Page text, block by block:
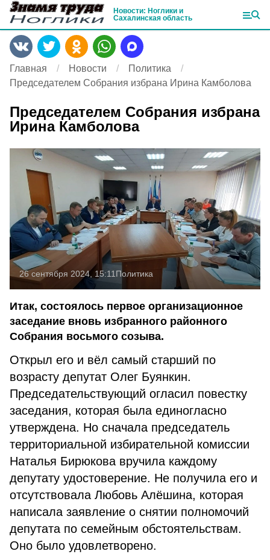
Новости: Ноглики и
Сахалинская область
Главная Новости
Политика
Председателем Собрания избрана Ирина Камболова
Председателем Собрания избрана
Ирина Камболова
26 сентября 2024, 15:11 Политика
Итак, состоялось первое организационное
заседание вновь избранного районного
Собрания восьмого созыва.
Открыл его и вёл самый старший по
возрасту депутат Олег Буянкин.
Председательствующий огласил повестку
заседания, которая была единогласно
утверждена. Но сначала председатель
территориальной избирательной комиссии
Наталья Бирюкова вручила каждому
депутату удостоверение. Не получила его и
отсутствовала Любовь Алёшина, которая
написала заявление о снятии полномочий
депутата по семейным обстоятельствам.
Оно было удовлетворено.